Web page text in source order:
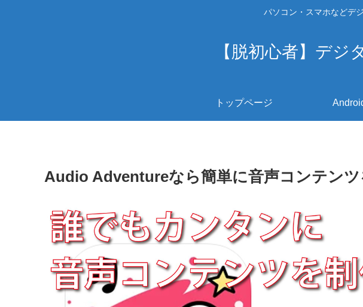
パソコン・スマホなどデ
【脱初心者】デジ
トップページ
Audio Adventureなら簡単に音声コンテンツ